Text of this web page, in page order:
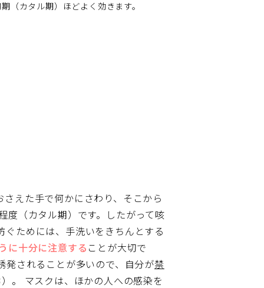
（カタル期）ほどよく効きます。
えた手で何かにさわり、そこから
度（カタル期）です。したがって咳
ためには、手洗いをきちんとする
に十分に注意する ことが大切で
発されることが多いので、自分が禁
。
マスクは、ほかの人への感染を